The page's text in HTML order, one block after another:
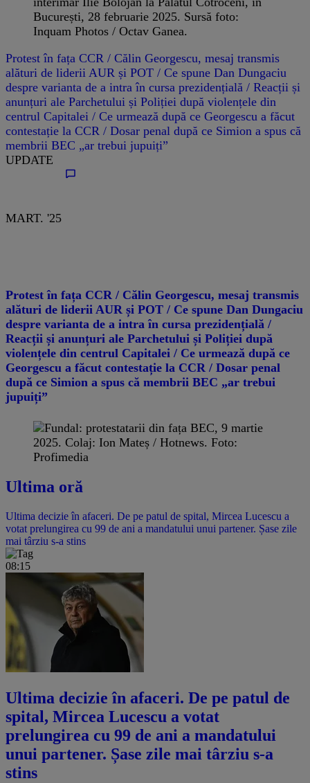
Protest în fața CCR / Călin Georgescu, mesaj transmis
alături de liderii AUR și POT / Ce spune Dan Dungaciu
despre varianta de a intra în cursa prezidențială / Reacții și
anunțuri ale Parchetului și Poliției după violențele din
centrul Capitalei / Ce urmează după ce Georgescu a făcut
contestație la CCR / Dosar penal după ce Simion a spus că
membrii BEC „ar trebui jupuiți”
UPDATE
MART. '25
Protest în fața CCR / Călin Georgescu, mesaj transmis
alături de liderii AUR și POT / Ce spune Dan Dungaciu
despre varianta de a intra în cursa prezidențială /
Reacții și anunțuri ale Parchetului și Poliției după
violențele din centrul Capitalei / Ce urmează după ce
Georgescu a făcut contestație la CCR / Dosar penal
după ce Simion a spus că membrii BEC „ar trebui
jupuiți”
Ultima oră
Ultima decizie în afaceri. De pe patul de spital, Mircea Lucescu a
votat prelungirea cu 99 de ani a mandatului unui partener. Șase zile
mai târziu s-a stins
08:15
Ultima decizie în afaceri. De pe patul de
spital, Mircea Lucescu a votat
prelungirea cu 99 de ani a mandatului
unui partener. Șase zile mai târziu s-a
stins